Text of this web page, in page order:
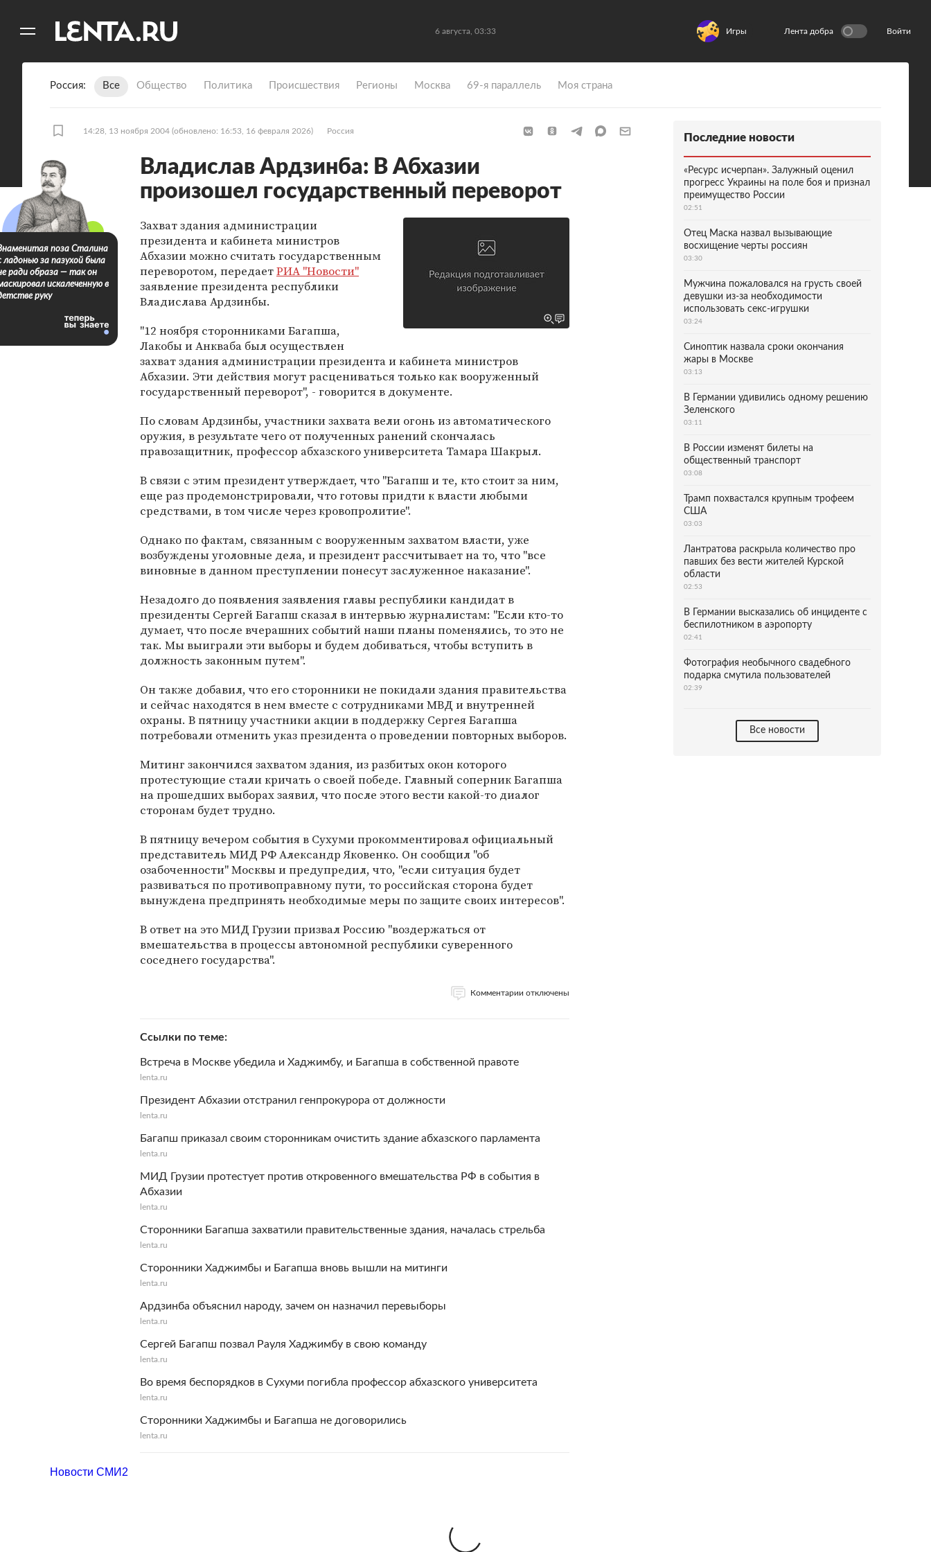
6 августа, 03:33 Игры Лента добра Войти
Россия Все Общество Политика Происшествия Регионы Москва 69-я параллель Моя страна
14:28, 13 ноября 2004 (обновлено: 16:53, 16 февраля 2026) Россия
Владислав Ардзинба: В Абхазии
произошел государственный переворот
Захват здания администрации
президента и кабинета министров
Абхазии можно считать государственным
переворотом, передаетРИА "Новости"
заявление президента республики
Владислава Ардзинбы.
"12 ноября сторонниками Багапша,
Лакобы и Анкваба был осуществлен
захват здания администрации президента и кабинета министров
Абхазии. Эти действия могут расцениваться только как вооруженный
государственный переворот", - говорится в документе.
По словам Ардзинбы, участники захвата вели огонь из автоматического
оружия, в результате чего от полученных ранений скончалась
правозащитник, профессор абхазского университета Тамара Шакрыл.
В связи с этим президент утверждает, что "Багапш и те, кто стоит за ним,
еще раз продемонстрировали, что готовы придти к власти любыми
средствами, в том числе через кровопролитие".
Однако по фактам, связанным с вооруженным захватом власти, уже
возбуждены уголовные дела, и президент рассчитывает на то, что "все
виновные в данном преступлении понесут заслуженное наказание".
Незадолго до появления заявления главы республики кандидат в
президенты Сергей Багапш сказал в интервью журналистам: "Если кто-то
думает, что после вчерашних событий наши планы поменялись, то это не
так. Мы выиграли эти выборы и будем добиваться, чтобы вступить в
должность законным путем".
Он также добавил, что его сторонники не покидали здания правительства
и сейчас находятся в нем вместе с сотрудниками МВД и внутренней
охраны. В пятницу участники акции в поддержку Сергея Багапша
потребовали отменить указ президента о проведении повторных выборов.
Митинг закончился захватом здания, из разбитых окон которого
протестующие стали кричать о своей победе. Главный соперник Багапша
на прошедших выборах заявил, что после этого вести какой-то диалог
сторонам будет трудно.
В пятницу вечером события в Сухуми прокомментировал официальный
представитель МИД РФ Александр Яковенко. Он сообщил "об
озабоченности" Москвы и предупредил, что, "если ситуация будет
развиваться по противоправному пути, то российская сторона будет
вынуждена предпринять необходимые меры по защите своих интересов".
В ответ на это МИД Грузии призвал Россию "воздержаться от
вмешательства в процессы автономной республики суверенного
соседнего государства".
Комментарии отключены
Ссылки по теме
Встреча в Москве убедила и Хаджимбу, и Багапша в собственной правоте
lenta.ru
Президент Абхазии отстранил генпрокурора от должности
lenta.ru
Багапш приказал своим сторонникам очистить здание абхазского парламента
lenta.ru
МИД Грузии протестует против откровенного вмешательства РФ в события в
Абхазии
lenta.ru
Сторонники Багапша захватили правительственные здания, началась стрельба
lenta.ru
Сторонники Хаджимбы и Багапша вновь вышли на митинги
lenta.ru
Ардзинба объяснил народу, зачем он назначил перевыборы
lenta.ru
Сергей Багапш позвал Рауля Хаджимбу в свою команду
lenta.ru
Во время беспорядков в Сухуми погибла профессор абхазского университета
lenta.ru
Сторонники Хаджимбы и Багапша не договорились
lenta.ru
поза Сталина
ладонью за пазухой была
ради образа — так он
искалеченную в
руку
Последние новости
«Ресурс исчерпан». Залужный оценил
прогресс Украины на поле боя и признал
преимущество России
02:51
Отец Маска назвал вызывающие
восхищение черты россиян
03:30
Мужчина пожаловался на грусть своей
девушки из-за необходимости
использовать секс-игрушки
03:24
Синоптик назвала сроки окончания
жары в Москве
03:13
В Германии удивились одному решению
Зеленского
03:11
В России изменят билеты на
общественный транспорт
03:08
Трамп похвастался крупным трофеем
США
03:03
Лантратова раскрыла количество про
павших без вести жителей Курской
области
02:53
В Германии высказались об инциденте с
беспилотником в аэропорту
02:41
Фотография необычного свадебного
подарка смутила пользователей
02:39
Все новости
Новости СМИ2